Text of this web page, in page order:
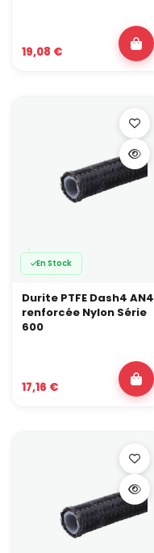
19,08 €
En Stock
Durite PTFE Dash4 AN4
renforcée Nylon Série
600
17,16 €